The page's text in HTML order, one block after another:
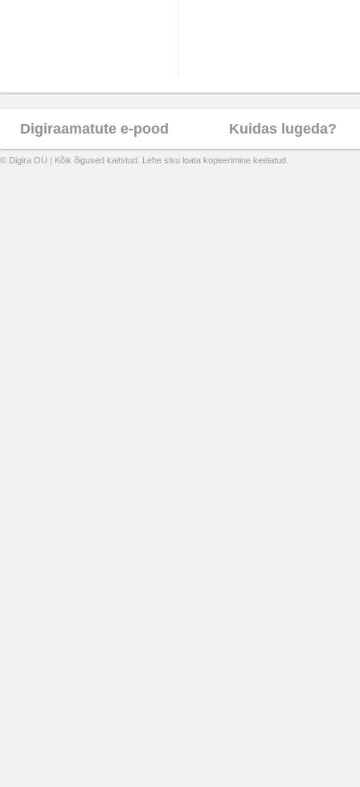
Digiraamatute e-pood Kuidas lugeda?
© Digira OÜ | Kõik õigused kaitstud. Lehe sisu loata kopeerimine keelatud.